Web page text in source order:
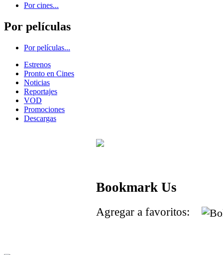
Por cines...
Por películas
Por películas...
Estrenos
Pronto en Cines
Noticias
Reportajes
VOD
Promociones
Descargas
Bookmark Us
Agregar a favoritos: